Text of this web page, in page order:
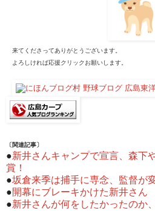
来てくださってありがとうございます。
よろしければ応援クリックお願いします。
〔関連記事〕
●新井さんキャンプで宣言、森下
賞！
●坂倉来季は捕手に専念、監督が
●開幕にブレーキかけた新井さん
●新井さんが何をしたかったのか